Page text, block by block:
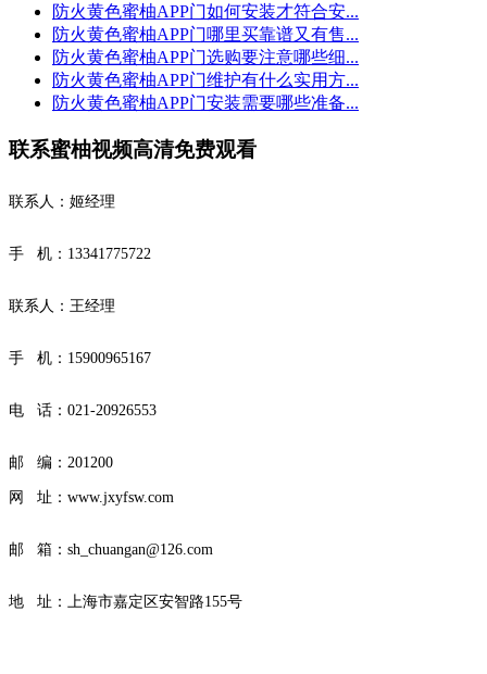
防火黄色蜜柚APP门如何安装才符合安...
防火黄色蜜柚APP门哪里买靠谱又有售...
防火黄色蜜柚APP门选购要注意哪些细...
防火黄色蜜柚APP门维护有什么实用方...
防火黄色蜜柚APP门安装需要哪些准备...
联系蜜柚视频高清免费观看
联系人：姬经理
手 机：13341775722
联系人：王经理
手 机：15900965167
电 话： 021-20926553
邮 编：201200
网 址： www.jxyfsw.com
邮 箱：sh_chuangan@126.com
地 址：上海市嘉定区安智路155号